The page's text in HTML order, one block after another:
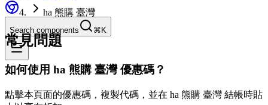
Search components ⌘K
ha 熊購 臺灣
常見問題
如何使用 ha 熊購 臺灣 優惠碼？
點擊本頁面的優惠碼，複製代碼，並在 ha 熊購 臺灣 結帳時貼